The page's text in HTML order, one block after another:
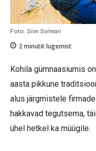
Foto: Siim Solman
2minutit lugemist
Kohila gümnaasiumis
aasta pikkune
alus järgmistele
hakkavad tegutsema,
ühel hetkel ka müügile.